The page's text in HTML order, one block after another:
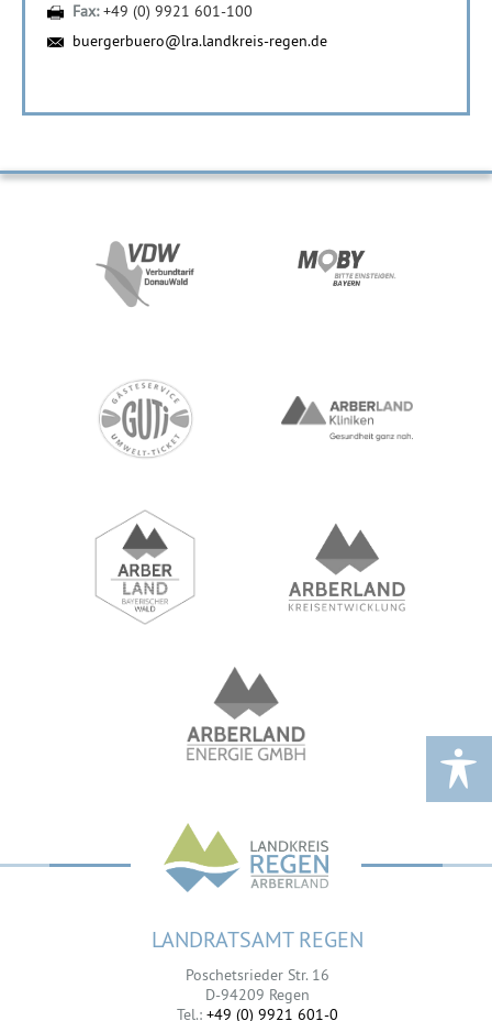
Fax:+49 (0) 9921 601-100
buergerbuero@lra.landkreis-regen.de
LANDRATSAMT REGEN
Poschetsrieder Str. 16
D-94209 Regen
Tel.: +49 (0) 9921 601-0